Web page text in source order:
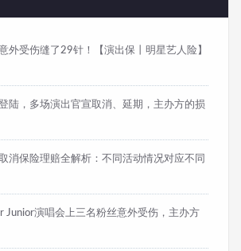
外受伤缝了29针！【演出保丨明星艺人险】
陆，多场演出官宣取消、延期，主办方的损
消保险理赔全解析：不同活动情况对应不同
Junior演唱会上三名粉丝意外受伤，主办方